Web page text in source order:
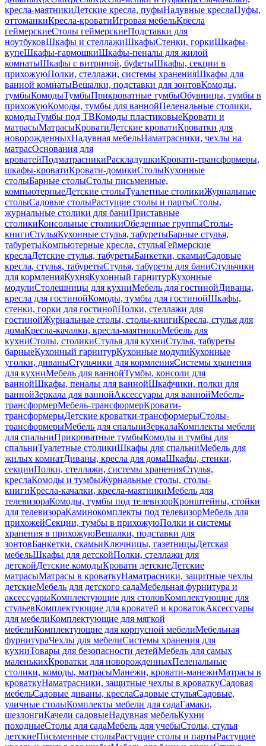
кресла-маятникиДетские кресла, пуфыНадувные креслаПуфы,
оттоманкиКресла-кроватиИгровая мебельКресла
геймерскиеСтолы геймерскиеПодставки для
ноутбуковШкафы и стеллажиШкафыСтенки, горкиШкафы-
купеШкафы-гармошкиШкафы-пеналы для жилой
комнатыШкафы с витриной, буфетыШкафы, секции в
прихожуюПолки, стеллажи, системы храненияШкафы для
ванной комнатыВешалки, подставки для зонтовКомоды,
тумбыКомодыТумбыПрикроватные тумбыОбувницы, тумбы в
прихожуюКомоды, тумбы для ваннойПеленальные столики,
комодыТумбы под ТВКомоды пластиковыеКровати и
матрасыМатрасыКроватиДетские кроватиКроватки для
новорожденныхНадувная мебельНаматрасники, чехлы на
матрасОснования для
кроватейПодматрасникиРаскладушкиКровати-трансформеры,
шкафы-кроватиКровати-домикиСтолыКухонные
столыБарные столыСтолы письменные,
компьютерныеДетские столыТуалетные столикиЖурнальные
столыСадовые столыРастущие столы и партыСтолы,
журнальные столики для баниПриставные
столикиКонсольные столикиОбеденные группыСтолы-
книгиСтульяКухонные стулья, табуретыБарные стулья,
табуретыКомпьютерные кресла, стульяГеймерские
креслаДетские стулья, табуретыБанкетки, скамьиСадовые
кресла, стулья, табуретыСтулья, табуреты для баниСтульчики
для кормленияКухняКухонный гарнитурКухонные
модулиСтолешницы для кухниМебель для гостинойДиваны,
кресла для гостинойКомоды, тумбы для гостинойШкафы,
стенки, горки для гостинойПолки, стеллажи для
гостинойЖурнальные столы, столы-книгиКресла, стулья для
домаКресла-качалки, кресла-маятникиМебель для
кухниСтолы, столикиСтулья для кухниСтулья, табуреты
барныеКухонный гарнитурКухонные модулиКухонные
уголки, диваныСтульчики для кормленияСистемы хранения
для кухниМебель для ваннойТумбы, консоли для
ваннойШкафы, пеналы для ваннойШкафчики, полки для
ваннойЗеркала для ваннойАксессуары для ваннойМебель-
трансформерМебель-трансформерКровати-
трансформерыДетские кроватки-трансформерыСтолы-
трансформерыМебель для спальниЗеркалаКомплекты мебели
для спальниПрикроватные тумбыКомоды и тумбы для
спальниТуалетные столикиШкафы для спальниМебель для
жилых комнатДиваны, кресла для домаШкафы, стенки,
секцииПолки, стеллажи, системы храненияСтулья,
креслаКомоды и тумбыЖурнальные столы, столы-
книгиКресла-качалки, кресла-маятникиМебель для
телевизораКомоды, тумбы под телевизорКронштейны, стойки
для телевизораКаминокомплекты под телевизорМебель для
прихожейСекции, тумбы в прихожуюПолки и системы
хранения в прихожуюВешалки, подставки для
зонтовБанкетки, скамьиКлючницы, газетницыДетская
мебельШкафы для детскойПолки, стеллажи для
детскойДетские комодыКровати детскиеДетские
матрасыМатрасы в кроваткуНаматрасники, защитные чехлы
детскиеМебель для детского садаМебельная фурнитура и
аксессуарыКомплектующие для столовКомплектующие для
стульевКомплектующие для кроватей и кроватокАксессуары
для мебелиКомплектующие для мягкой
мебелиКомплектующие для корпусной мебелиМебельная
фурнитураЧехлы для мебелиСистемы хранения для
кухниТовары для безопасности детейМебель для самых
маленькихКроватки для новорожденныхПеленальные
столики, комоды, матрасыМанежи, кровати-манежиМатрасы в
кроваткуНаматрасники, защитные чехлы в кроваткуСадовая
мебельСадовые диваны, креслаСадовые стульяСадовые,
уличные столыКомплекты мебели для садаГамаки,
шезлонгиКачели садовыеНадувная мебельКухни
походныеСтолы для садаМебель для учебыСтолы, стулья
детскиеПисьменные столыРастущие столы и партыРастущие